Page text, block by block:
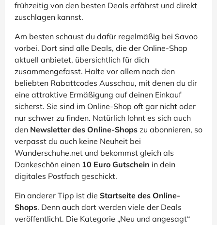
frühzeitig von den besten Deals erfährst und direkt
zuschlagen kannst.
Am besten schaust du dafür regelmäßig bei Savoo
vorbei. Dort sind alle Deals, die der Online-Shop
aktuell anbietet, übersichtlich für dich
zusammengefasst. Halte vor allem nach den
beliebten Rabattcodes Ausschau, mit denen du dir
eine attraktive Ermäßigung auf deinen Einkauf
sicherst. Sie sind im Online-Shop oft gar nicht oder
nur schwer zu finden. Natürlich lohnt es sich auch
den Newsletter des Online-Shops zu abonnieren, so
verpasst du auch keine Neuheit bei
Wanderschuhe.net und bekommst gleich als
Dankeschön einen 10 Euro Gutschein in dein
digitales Postfach geschickt.
Ein anderer Tipp ist die Startseite des Online-
Shops. Denn auch dort werden viele der Deals
veröffentlicht. Die Kategorie „Neu und angesagt“